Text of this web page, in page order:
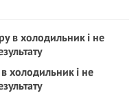
холодильник і не